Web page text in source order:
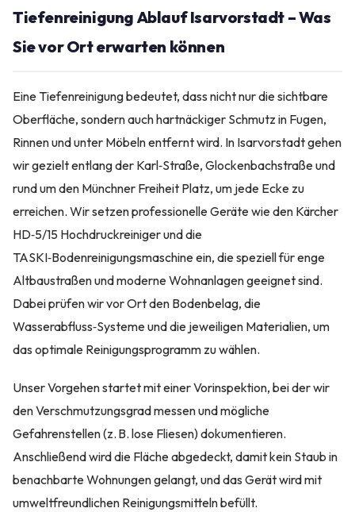
Tiefenreinigung Ablauf Isarvorstadt – Was
Sie vor Ort erwarten können
Eine Tiefenreinigung bedeutet, dass nicht nur die sichtbare
Oberfläche, sondern auch hartnäckiger Schmutz in Fugen,
Rinnen und unter Möbeln entfernt wird. In Isarvorstadt gehen
wir gezielt entlang der Karl‑Straße, Glockenbachstraße und
rund um den Münchner Freiheit Platz, um jede Ecke zu
erreichen. Wir setzen professionelle Geräte wie den Kärcher
HD‑5/15 Hochdruckreiniger und die
TASKI‑Bodenreinigungsmaschine ein, die speziell für enge
Altbaustraßen und moderne Wohnanlagen geeignet sind.
Dabei prüfen wir vor Ort den Bodenbelag, die
Wasserabfluss‑Systeme und die jeweiligen Materialien, um
das optimale Reinigungsprogramm zu wählen.
Unser Vorgehen startet mit einer Vorinspektion, bei der wir
den Verschmutzungsgrad messen und mögliche
Gefahrenstellen (z. B. lose Fliesen) dokumentieren.
Anschließend wird die Fläche abgedeckt, damit kein Staub in
benachbarte Wohnungen gelangt, und das Gerät wird mit
umweltfreundlichen Reinigungsmitteln befüllt.